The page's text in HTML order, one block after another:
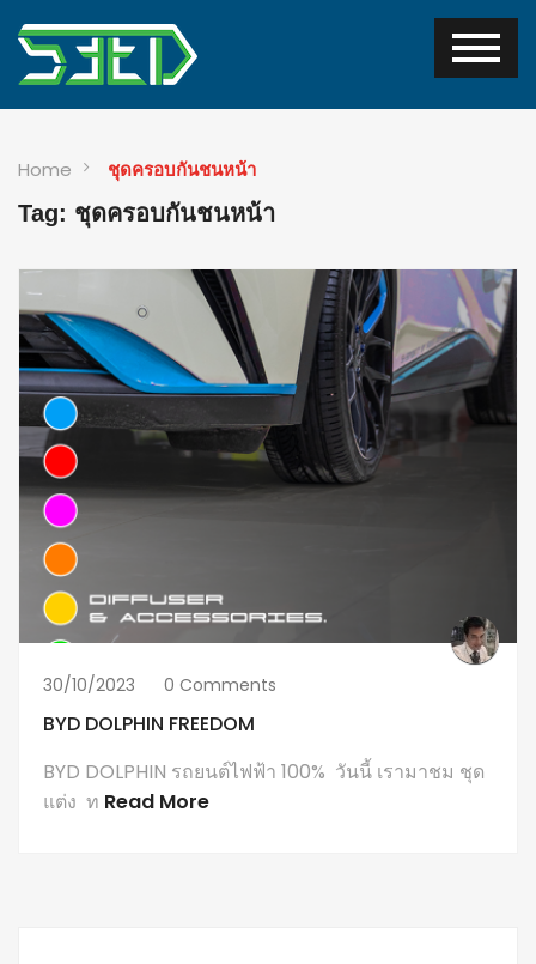
Home ชุดครอบกันชนหน้า
Tag: ชุดครอบกันชนหน้า
30/10/2023 0 Comments
BYD DOLPHIN FREEDOM
BYD DOLPHIN รถยนต์ไฟฟ้า 100% วันนี้ เรามาชม ชุด
แต่ง ท Read More